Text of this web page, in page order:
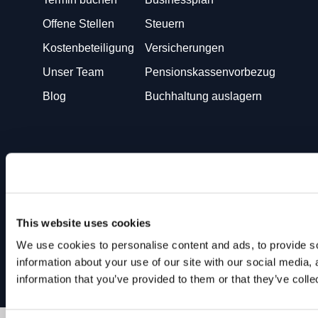
This website uses cookies
We use cookies to personalise content and ads, to provide
information about your use of our site with our social
information that you’ve provided to them or that they’ve
Offene Stellen
Kostenbeteiligung
Unser Team
Blog
Steuern
Versicherungen
Pensionskassenvorbezug
Buchhaltung auslagern
We
Startups!
Impressum
Datenschutzerklärung